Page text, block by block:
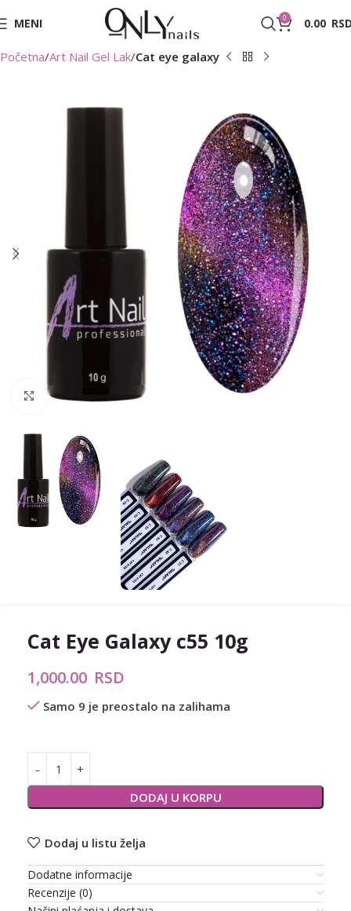
MENI 0 0.00
Početna Art Nail Gel Lak Cat eye galaxy
Zumiraj sliku
Cat Eye Galaxy c55 10g
1,000.00 RSD
Samo 9 je preostalo na zalihama
DODAJ U KORPU
Alternative:
Dodaj u listu želja
Dodatne informacije
Recenzije (0)